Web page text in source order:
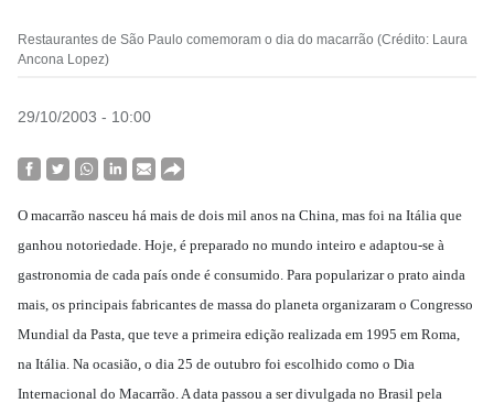
Restaurantes de São Paulo comemoram o dia do macarrão (Crédito: Laura
Ancona Lopez)
29/10/2003 - 10:00
O macarrão nasceu há mais de dois mil anos na China, mas foi na Itália que
ganhou notoriedade. Hoje, é preparado no mundo inteiro e adaptou-se à
gastronomia de cada país onde é consumido. Para popularizar o prato ainda
mais, os principais fabricantes de massa do planeta organizaram o Congresso
Mundial da Pasta, que teve a primeira edição realizada em 1995 em Roma,
na Itália. Na ocasião, o dia 25 de outubro foi escolhido como o Dia
Internacional do Macarrão. A data passou a ser divulgada no Brasil pela